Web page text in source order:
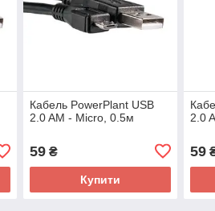
Кабель PowerPlant USB
2.0 AM - Micro, 0.5м
59₴
Купити
2.0
59